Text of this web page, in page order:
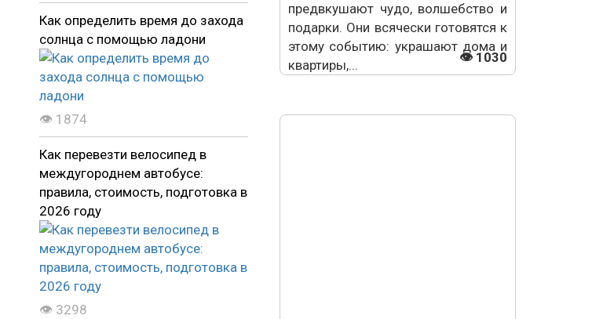
Как определить время до захода
солнца с помощью ладони
👁 1874
Как перевезти велосипед в
междугороднем автобусе:
правила, стоимость, подготовка в
2026 году
👁 3298
предвкушают чудо, волшебство и
подарки. Они всячески готовятся к
этому событию: украшают дома и
квартиры,...
👁 1030